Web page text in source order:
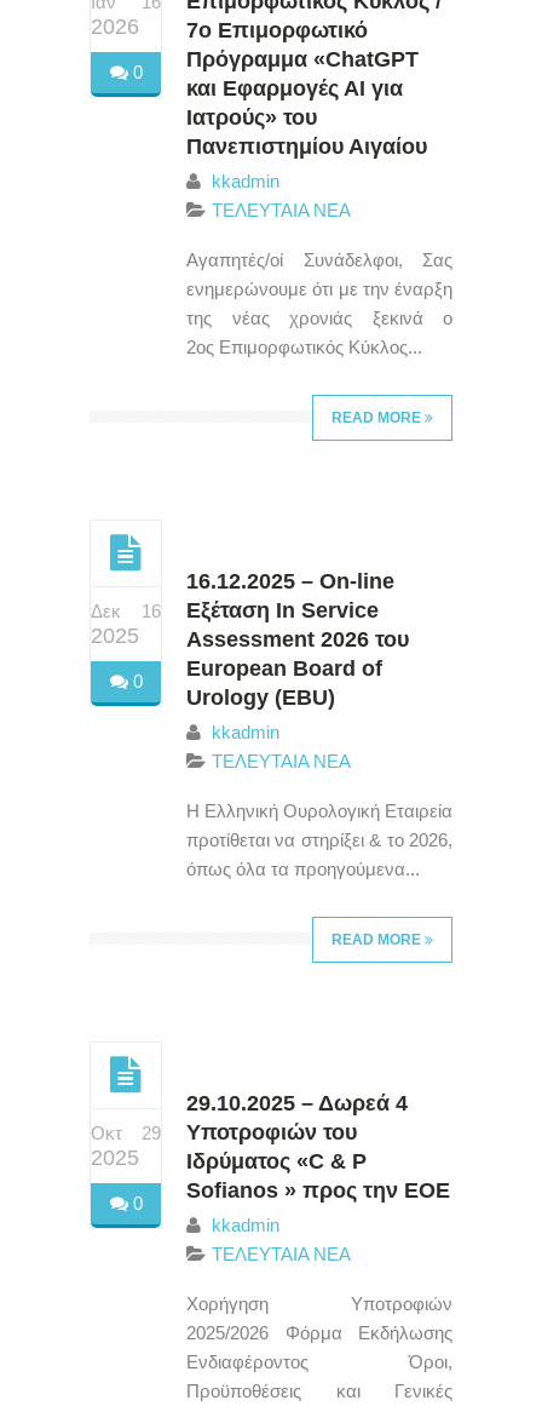
2026
0
7ο Επιμορφωτικό
Πρόγραμμα «ChatGPT
και Εφαρμογές ΑΙ για
Ιατρούς» του
Πανεπιστημίου Αιγαίου
kkadmin
ΤΕΛΕΥΤΑΙΑ ΝΕΑ
Αγαπητές/οί Συνάδελφοι, Σας
ενημερώνουμε ότι με την έναρξη
της νέας χρονιάς ξεκινά ο
2ος Επιμορφωτικός Κύκλος...
READ MORE
Δεκ 16
2025
0
16.12.2025 – On-line
Εξέταση In Service
Assessment 2026 του
European Board of
Urology (EBU)
kkadmin
ΤΕΛΕΥΤΑΙΑ ΝΕΑ
H Ελληνική Ουρολογική Εταιρεία
προτίθεται να στηρίξει & το 2026,
όπως όλα τα προηγούμενα...
READ MORE
Οκτ 29
2025
0
29.10.2025 – Δωρεά 4
Υποτροφιών του
Ιδρύματος «C & P
Sofianos » προς την ΕΟΕ
kkadmin
ΤΕΛΕΥΤΑΙΑ ΝΕΑ
Χορήγηση Υποτροφιών
2025/2026 Φόρμα Εκδήλωσης
Ενδιαφέροντος Όροι,
Προϋποθέσεις και Γενικές